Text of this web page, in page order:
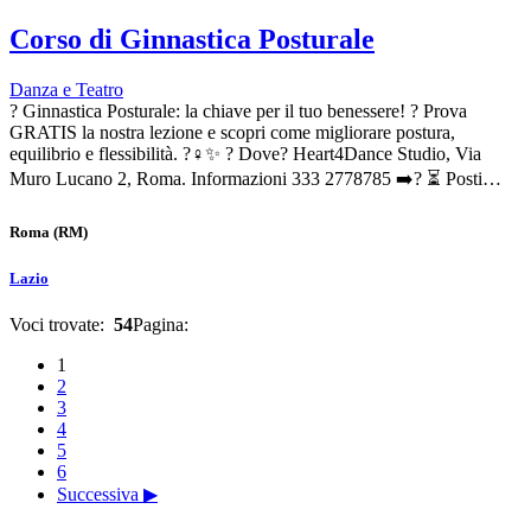
Corso di Ginnastica Posturale
Danza e Teatro
? Ginnastica Posturale: la chiave per il tuo benessere! ? Prova
GRATIS la nostra lezione e scopri come migliorare postura,
equilibrio e flessibilità. ?‍♀️✨ ? Dove? Heart4Dance Studio, Via
Muro Lucano 2, Roma. Informazioni 333 2778785 ➡️? ⏳ Posti…
Roma (RM)
Lazio
Voci trovate: 54Pagina:
1
2
3
4
5
6
Successiva ▶